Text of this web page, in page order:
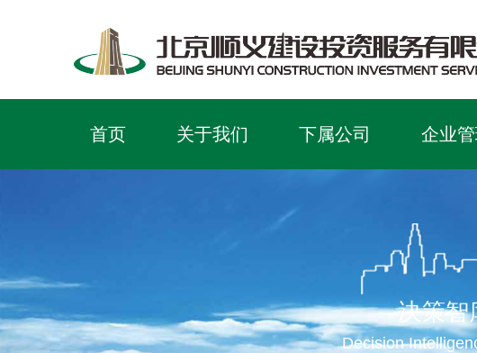
首页 关于我们 下属公司 企业
决策
Decision